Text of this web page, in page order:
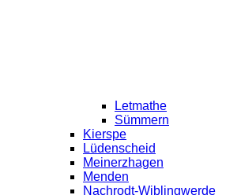
Letmathe
Sümmern
Kierspe
Lüdenscheid
Meinerzhagen
Menden
Nachrodt-Wiblingwerde